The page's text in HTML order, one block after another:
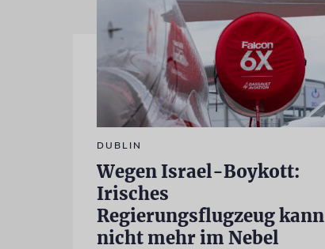
DUBLIN
Wegen Israel-Boykott:
Irisches
Regierungsflugzeug kann
nicht mehr im Nebel